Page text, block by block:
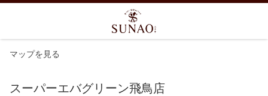
マップを見る
スーパーエバグリーン飛鳥店